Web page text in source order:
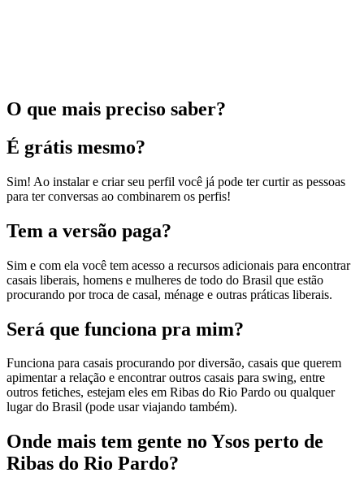
O que mais preciso saber?
É grátis mesmo?
Sim! Ao instalar e criar seu perfil você já pode ter curtir as pessoas
para ter conversas ao combinarem os perfis!
Tem a versão paga?
Sim e com ela você tem acesso a recursos adicionais para encontrar
casais liberais, homens e mulheres de todo do Brasil que estão
procurando por troca de casal, ménage e outras práticas liberais.
Será que funciona pra mim?
Funciona para casais procurando por diversão, casais que querem
apimentar a relação e encontrar outros casais para swing, entre
outros fetiches, estejam eles em Ribas do Rio Pardo ou qualquer
lugar do Brasil (pode usar viajando também).
Onde mais tem gente no Ysos perto de
Ribas do Rio Pardo?